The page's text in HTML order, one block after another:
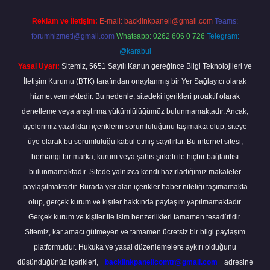
Reklam ve İletişim: E-mail: backlinkpaneli@gmail.com Teams:
forumhizmeti@gmail.com Whatsapp: 0262 606 0 726 Telegram:
@karabul
Yasal Uyarı: Sitemiz, 5651 Sayılı Kanun gereğince Bilgi Teknolojileri ve
İletişim Kurumu (BTK) tarafından onaylanmış bir Yer Sağlayıcı olarak
hizmet vermektedir. Bu nedenle, sitedeki içerikleri proaktif olarak
denetleme veya araştırma yükümlülüğümüz bulunmamaktadır. Ancak,
üyelerimiz yazdıkları içeriklerin sorumluluğunu taşımakta olup, siteye
üye olarak bu sorumluluğu kabul etmiş sayılırlar. Bu internet sitesi,
herhangi bir marka, kurum veya şahıs şirketi ile hiçbir bağlantısı
bulunmamaktadır. Sitede yalnızca kendi hazırladığımız makaleler
paylaşılmaktadır. Burada yer alan içerikler haber niteliği taşımamakta
olup, gerçek kurum ve kişiler hakkında paylaşım yapılmamaktadır.
Gerçek kurum ve kişiler ile isim benzerlikleri tamamen tesadüfidir.
Sitemiz, kar amacı gütmeyen ve tamamen ücretsiz bir bilgi paylaşım
platformudur. Hukuka ve yasal düzenlemelere aykırı olduğunu
düşündüğünüz içerikleri,
backlinkpanelicomtr@gmail.com adresine